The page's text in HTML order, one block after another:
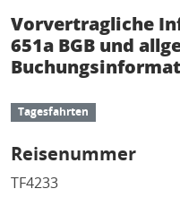
Vorvertragliche
651a BGB und
Tagesfahrten
Reisenummer
TF4233